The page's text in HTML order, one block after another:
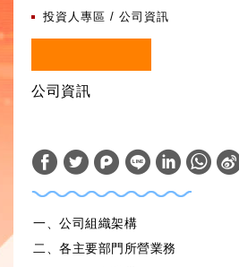
投資人專區 公司資訊
公司資訊
W
一、公司組織架構
二、各主要部門所營業務